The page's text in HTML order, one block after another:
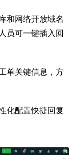
和网络开放域名
员可一键插入回
单关键信息，方
化配置快捷回复